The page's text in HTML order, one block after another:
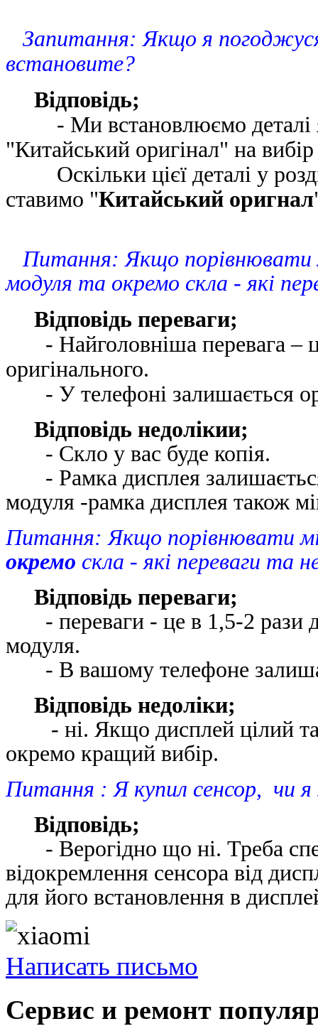
Запитання: Якщо я погоджуся
встановите?
Відповідь;
- Ми встановлюємо деталі
"Китайський оригінал" на вибір
Оскільки цієї деталі у
ставимо "Китайський оригнал
Питання: Якщо
модуля та окремо скла - які
Відповідь переваги;
- Найголовніша перевага –
оригінального.
- У телефоні
Відповідь недолікии;
- Скло у вас буде копія.
- Рамка дисплея
модуля -рамка дисплея також
Питання: Якщо порівнювати
окремо скла - які переваги та
Відповідь переваги;
- переваги - це в 1,5-2 рази
модуля.
- В вашому телефоне
Відповідь недоліки;
- ні. Якщо дисплей цілий та
окремо кращий вибір.
Питання : Я купил сенсор, чи
Відповідь;
- Верогідно що ні. Треба
відокремлення сенсора від
для його встановлення в
Написать письмо
Сервис и ремонт